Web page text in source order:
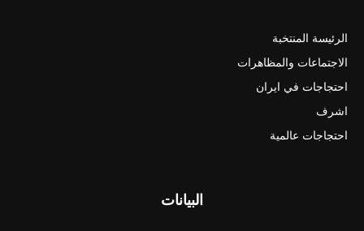
الرئيسة المنتخبة
الاجتماعات والمظاهرات
احتجاجات في ايران
اشرف
احتجاجات عالمية
البيانات